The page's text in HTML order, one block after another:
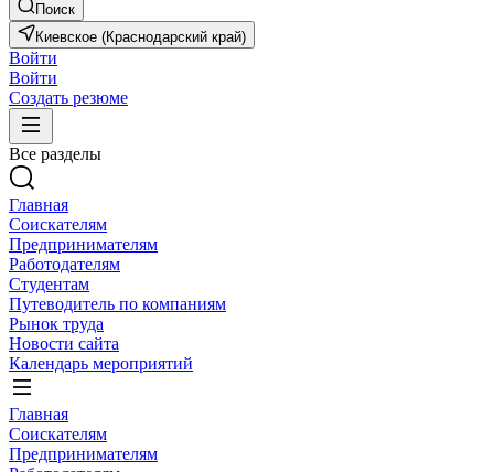
Поиск
Киевское (Краснодарский край)
Войти
Войти
Создать резюме
Все разделы
Главная
Соискателям
Предпринимателям
Работодателям
Студентам
Путеводитель по компаниям
Рынок труда
Новости сайта
Календарь мероприятий
Главная
Соискателям
Предпринимателям